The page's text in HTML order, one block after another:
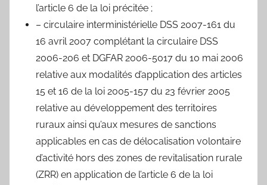
l’article 6 de la loi précitée ;
– circulaire interministérielle DSS 2007-161 du
16 avril 2007 complétant la circulaire DSS
2006-206 et DGFAR 2006-5017 du 10 mai 2006
relative aux modalités d’application des articles
15 et 16 de la loi 2005-157 du 23 février 2005
relative au développement des territoires
ruraux ainsi qu’aux mesures de sanctions
applicables en cas de délocalisation volontaire
d’activité hors des zones de revitalisation rurale
(ZRR) en application de l’article 6 de la loi